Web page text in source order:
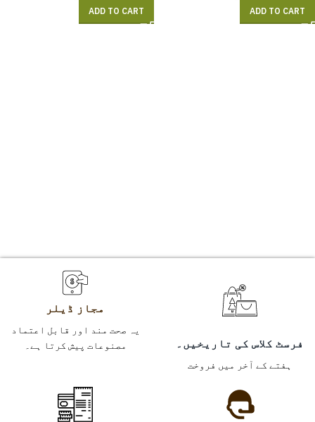
ADD TO CART
ADD TO CART
فرسٹ کلاس کی تاریخیں۔
ہفتے کے آخر میں فروخت
مجاز ڈیلر
یہ صحت مند اور قابل اعتماد
مصنوعات پیش کرتا ہے۔